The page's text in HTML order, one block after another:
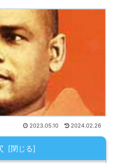
2023.05.10 2024.02.26